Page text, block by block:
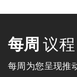
每周 议程
每周为您呈现推